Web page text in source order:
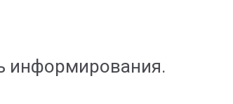
информирования.